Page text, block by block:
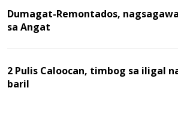
Dumagat-Remontados,
sa Angat
2 Pulis Caloocan, timbog sa iligal
baril